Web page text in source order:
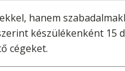
hanem
készülékenként 15
cégeket.